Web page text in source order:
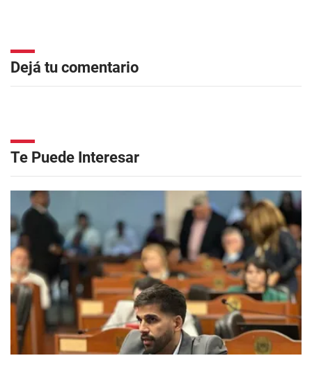
Dejá tu comentario
Te Puede Interesar